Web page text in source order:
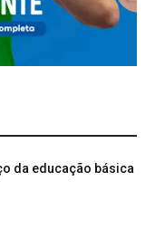
da educação básica